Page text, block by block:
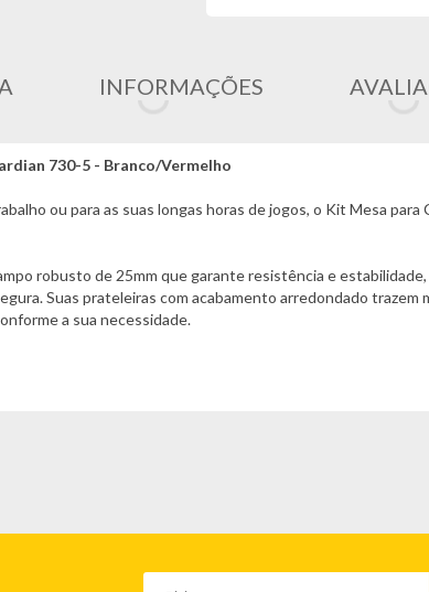
INFORMAÇÕES
730-5 - Branco/Vermelho
ou para as suas longas horas de jogos, o Kit Mesa
robusto de 25mm que garante resistência e
Suas prateleiras com acabamento arredondado trazem
a sua necessidade.
e bem-estar com almofada de encosto para cabeça e
retrátil para os pés que permite momentos de